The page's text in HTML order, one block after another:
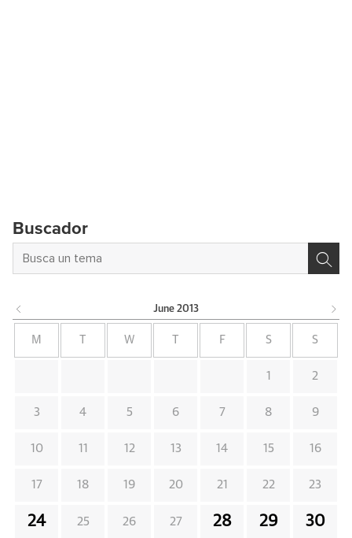
Buscador
June 2013
M W F S S
1 2
3 4 5 6 7 8 9
10 11 12 13 14 15 16
17 18 19 20 21 22 23
24 25 26 27 28 29 30